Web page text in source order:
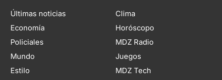
Últimas noticias
Economía
Policiales
Mundo
Estilo
Clima
Horóscopo
MDZ Radio
Juegos
MDZ Tech